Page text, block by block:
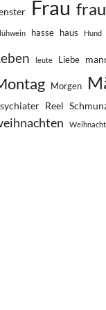
Frau
hasse haus Hund
leute Liebe
Morgen
Reel